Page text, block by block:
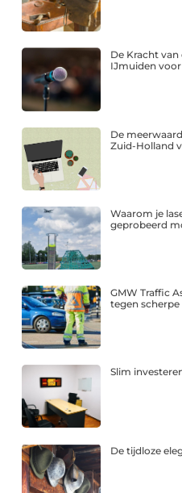
De Kracht
IJmuiden
De
Zuid-Holland
Waarom je
geprobeerd
GMW Traffic
tegen
Slim
De tijdloze